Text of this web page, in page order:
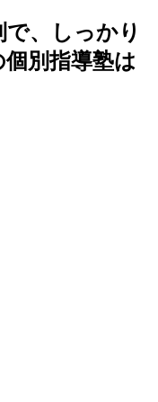
、しっかり
別指導塾は